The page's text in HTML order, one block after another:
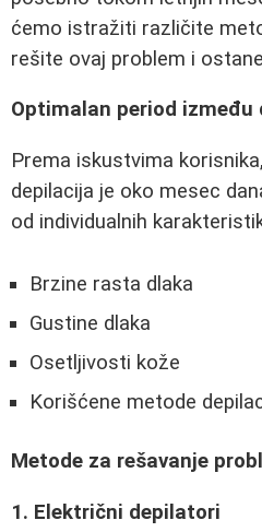
ćemo istražiti različite
rešite ovaj problem i
Optimalan period između
Prema iskustvima
depilacija je oko mesec
od individualnih
Brzine rasta dlaka
Gustine dlaka
Osetljivosti kože
Korišćene metode
Metode za rešavanje
1. Električni depilatori